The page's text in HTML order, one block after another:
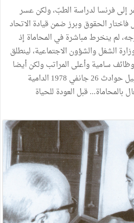
إلى فرنسا لدراسة الطبّ، ولكن عسر
الحقوق وبرز ضمن قيادة الاتحاد
لم ينخرط مباشرة في المحاماة إذ
العمل، في سنة 1958 بوزارة الشغل والشؤون الاجتماعية، لينطلق
سامية وأعلى المراتب ولكن أيضا
إلى الاستقالة من الحكومة قبيل حوادث 26 جانفي 1978 الدامية
بالمحاماة... قبل العودة للحياة